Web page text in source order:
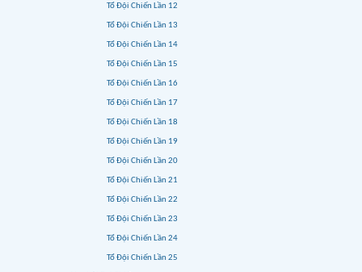
Tổ Đội Chiến Lần 12
Tổ Đội Chiến Lần 13
Tổ Đội Chiến Lần 14
Tổ Đội Chiến Lần 15
Tổ Đội Chiến Lần 16
Tổ Đội Chiến Lần 17
Tổ Đội Chiến Lần 18
Tổ Đội Chiến Lần 19
Tổ Đội Chiến Lần 20
Tổ Đội Chiến Lần 21
Tổ Đội Chiến Lần 22
Tổ Đội Chiến Lần 23
Tổ Đội Chiến Lần 24
Tổ Đội Chiến Lần 25